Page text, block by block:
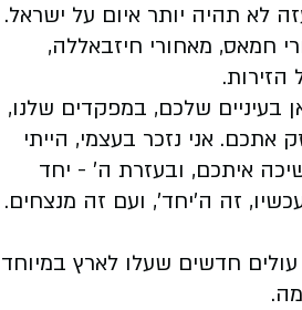
לא תהיה יותר איום על ישראל.
חמאס, מאחורי חיזבאללה,
הזירות.
בעיניים שלכם, במפקדים שלנו,
אתכם. אני נזכר בעצמי, הייתי
איתכם, ובעזרת ה׳ - יחד
זה ה'יחד', ועם זה מנצחים.
חדשים שעלו לארץ במיוחד